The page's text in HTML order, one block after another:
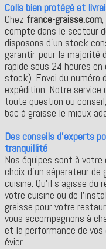
Colis bien protégé et
Chez france-graisse.com
compte dans le secteur
disposons d’un stock
garantir, pour la majorité
rapide sous 24 heures
stock). Envoi du numéro
expédition. Notre
toute question ou
bac à graisse le mieux
Des conseils d'experts
tranquillité
Nos équipes sont à
choix d'un séparateur
cuisine. Qu’il s’agisse
votre cuisine ou de
graisse pour votre
vous accompagnons à
et la performance de
évier.